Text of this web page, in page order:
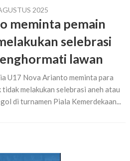
2025
meminta pemain
selebrasi
lawan
U17 Nova Arianto meminta para
melakukan selebrasi aneh atau
di turnamen Piala Kemerdekaan...